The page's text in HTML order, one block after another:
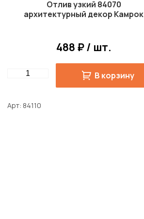
Отлив узкий 84070
архитектурный декор Камрок
488 ₽ / шт.
Quantity В корзину
Арт 84110